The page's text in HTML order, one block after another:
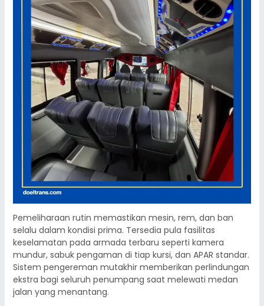
Pemeliharaan rutin memastikan mesin, rem, dan ban
selalu dalam kondisi prima. Tersedia pula fasilitas
keselamatan pada armada terbaru seperti kamera
mundur, sabuk pengaman di tiap kursi, dan APAR standar.
Sistem pengereman mutakhir memberikan perlindungan
ekstra bagi seluruh penumpang saat melewati medan
jalan yang menantang.